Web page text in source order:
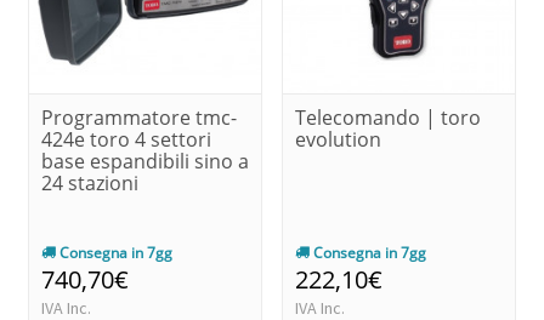
Programmatore tmc-
424e toro 4 settori
base espandibili sino a
24 stazioni
Consegna in 7gg
740,70€
IVA Inc.
Telecomando | toro
evolution
Consegna in 7gg
222,10€
IVA Inc.